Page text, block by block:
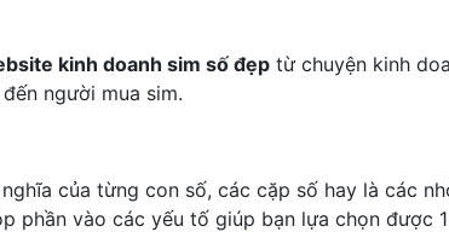
kinh doanh sim số đẹp từ chuyện kinh
người mua sim.
của từng con số, các cặp số hay là các
phần vào các yếu tố giúp bạn lựa chọn được